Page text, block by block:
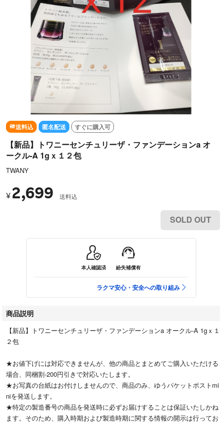
送料込 匿名配送 すぐに購入可
【新品】トワニーセンチュリーザ・ファンデーションa オ
ークル-A 1gｘ１２包
TWANY
¥ 2,699 送料込
SOLD OUT
本人確認済 紛失補償有
ラクマ安心・安全への取り組み
商品説明
【新品】トワニーセンチュリーザ・ファンデーションa オークル-A 1gｘ１
２包
★お値下げには対応できませんが、他の商品とまとめてご購入いただける
場合、同梱割-200円引きで対応いたします。
★お写真の台紙はお付けしませんので、商品のみ、ゆうパケットポストmi
niを発送します。
★特定の製造番号の商品を発送時に必ずお届けすることは保証いたしかね
ます。そのため、購入時期および製造時期に関する情報の開示は行ってお